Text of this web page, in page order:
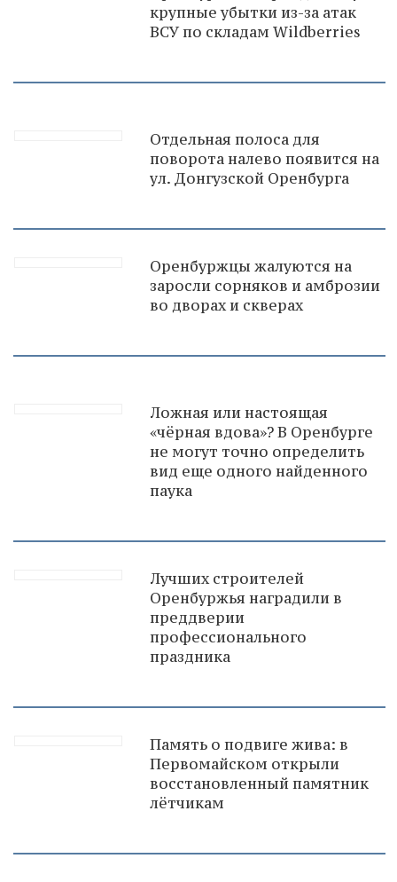
крупные убытки из-за атак
ВСУ по складам Wildberries
Отдельная полоса для
поворота налево появится на
ул. Донгузской Оренбурга
Оренбуржцы жалуются на
заросли сорняков и амброзии
во дворах и скверах
Ложная или настоящая
«чёрная вдова»? В Оренбурге
не могут точно определить
вид еще одного найденного
паука
Лучших строителей
Оренбуржья наградили в
преддверии
профессионального
праздника
Память о подвиге жива: в
Первомайском открыли
восстановленный памятник
лётчикам